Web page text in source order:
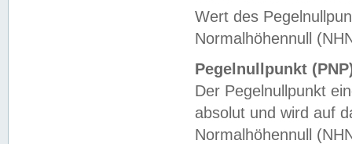
Wert des
Normalhöhennull
Pegelnullpunkt
Der Pegelnullpunkt
absolut und wird auf
Normalhöhennull